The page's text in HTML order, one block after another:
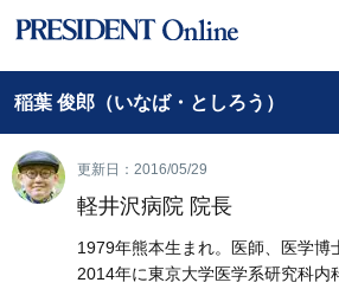
稲葉 俊郎（いなば・としろう）
更新日：2016/05/29
軽井沢病院 院長
1979年熊本生まれ。医師、医学博
2014年に東京大学医学系研究科内